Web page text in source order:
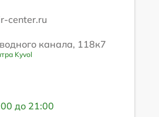
center.ru
канала, 118к7
Kyvol
до 21:00